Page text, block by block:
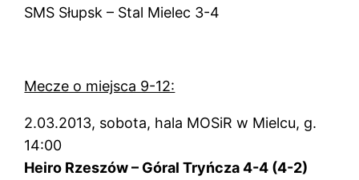
SMS Słupsk – Stal Mielec 3-4
Mecze o miejsca 9-12:
2.03.2013, sobota, hala MOSiR w Mielcu, g.
14:00
Heiro Rzeszów – Góral Tryńcza 4-4 (4-2)